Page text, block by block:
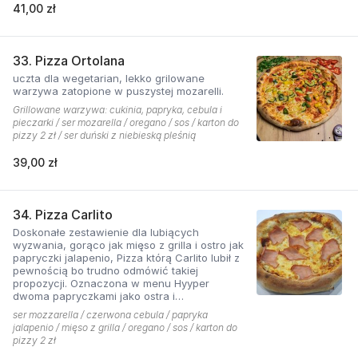
41,00 zł
33. Pizza Ortolana
uczta dla wegetarian, lekko grilowane
warzywa zatopione w puszystej mozarelli.
Grillowane warzywa: cukinia, papryka, cebula i
pieczarki / ser mozarella / oregano / sos / karton do
pizzy 2 zł / ser duński z niebieską pleśnią
39,00 zł
34. Pizza Carlito
Doskonałe zestawienie dla lubiących
wyzwania, gorąco jak mięso z grilla i ostro jak
papryczki jalapenio, Pizza którą Carlito lubił z
pewnością bo trudno odmówić takiej
propozycji. Oznaczona w menu Hyyper
dwoma papryczkami jako ostra i
niebezpieczna.
ser mozzarella / czerwona cebula / papryka
jalapenio / mięso z grilla / oregano / sos / karton do
pizzy 2 zł